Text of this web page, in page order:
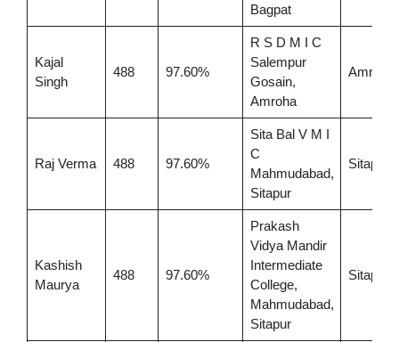
Bagpat
Kajal
Singh
488 97.60%
R S D M I C
Salempur
Gosain,
Amroha
Amroha
Raj Verma 488 97.60%
Sita Bal V M I
C
Mahmudabad,
Sitapur
Sitapur
Kashish
Maurya
488 97.60%
Prakash
Vidya Mandir
Intermediate
College,
Mahmudabad,
Sitapur
Sitapur